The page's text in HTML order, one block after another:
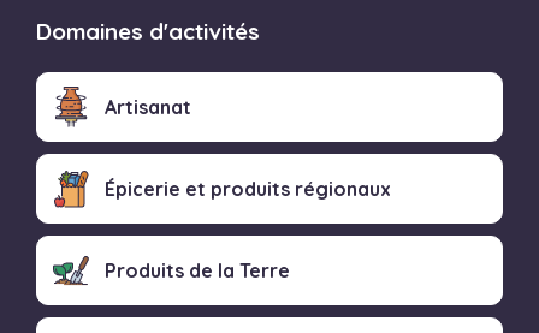
Domaines d'activités
Artisanat
Épicerie et produits régionaux
Produits de la Terre